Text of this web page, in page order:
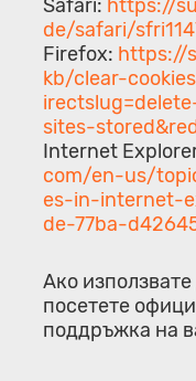
Safari: https://
de/safari/
Firefox: https://
kb/clear-
sites-
Internet
com/en-us/
es-in-internet-
de-77ba-
Ако
посетете
поддръжка на